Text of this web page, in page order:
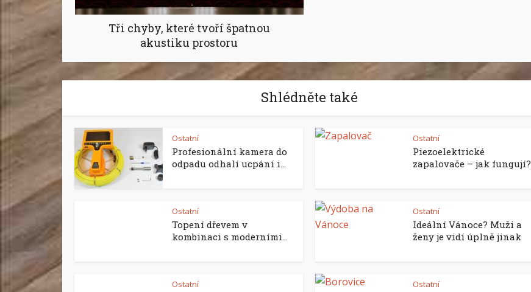
Tři chyby, které tvoří špatnou
akustiku prostoru
Shlédněte také
Ostatní
Profesionální kamera do
odpadu odhalí ucpání i...
Ostatní
Piezoelektrické
zapalovače – jak fungují?
Ostatní
Topení dřevem v
kombinaci s moderními...
Ostatní
Ideální Vánoce? Muži a
ženy je vidí úplně jinak
Ostatní Ostatní